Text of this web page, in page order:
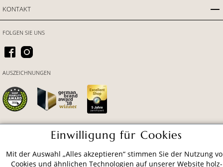
KONTAKT
FOLGEN SIE UNS
AUSZEICHNUNGEN
Einwilligung für Cookies
Mit der Auswahl „Alles akzeptieren“ stimmen Sie der Nutzung
Cookies und ähnlichen Technologien auf unserer Website holz-